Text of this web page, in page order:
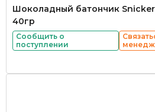
Шоколадный батончик
40гр
Сообщить о
поступлении